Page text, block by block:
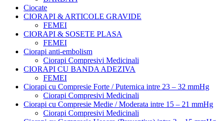
Ciocate
CIORAPI & ARTICOLE GRAVIDE
FEMEI
CIORAPI & SOSETE PLASA
FEMEI
Ciorapi anti-embolism
Ciorapi Compresivi Medicinali
CIORAPI CU BANDA ADEZIVA
FEMEI
Ciorapi cu Compresie Forte / Puternica intre 23 – 32 mmHg
Ciorapi Compresivi Medicinali
Ciorapi cu Compresie Medie / Moderata intre 15 – 21 mmHg
Ciorapi Compresivi Medicinali